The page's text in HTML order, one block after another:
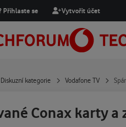
Přihlaste se Vytvořit účet
Diskuzní kategorie Vodafone TV
Conax karty